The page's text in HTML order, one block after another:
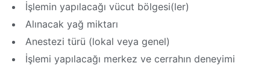
İşlemin yapılacağı vücut bölgesi(ler)
Alınacak yağ miktarı
Anestezi türü (lokal veya genel)
İşlemi yapılacağı merkez ve cerrahın deneyimi